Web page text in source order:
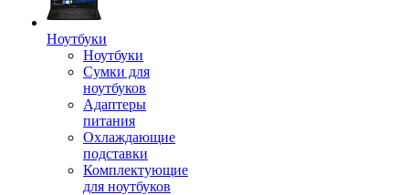
Ноутбуки
Ноутбуки
Сумки для
ноутбуков
Адаптеры
питания
Охлаждающие
подставки
Комплектующие
для ноутбуков